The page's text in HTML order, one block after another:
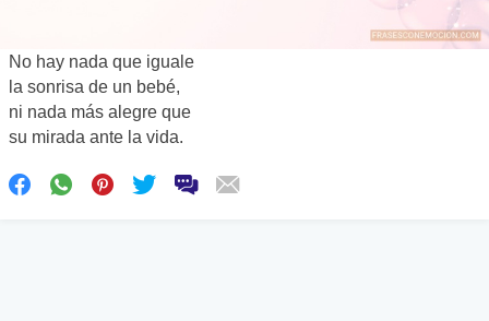
No hay nada que iguale
la sonrisa de un bebé,
ni nada más alegre que
su mirada ante la vida.